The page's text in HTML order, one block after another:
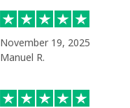
Iniciar
November 19, 2025
Manuel R.